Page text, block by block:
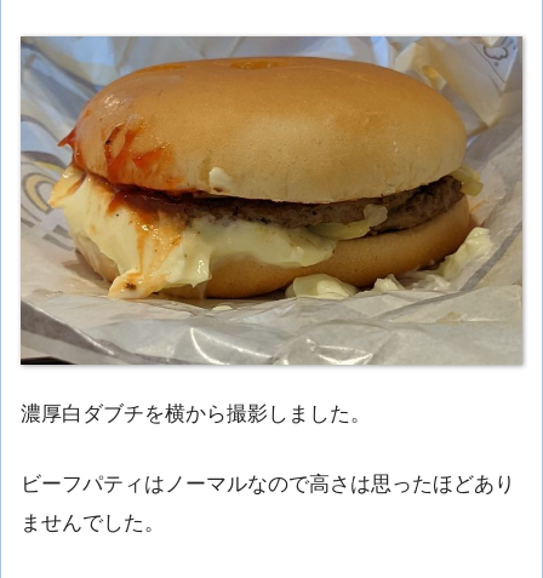
濃厚白ダブチを横から撮影しました。
ビーフパティはノーマルなので高さは思ったほどあり
ませんでした。